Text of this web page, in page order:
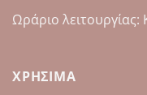
Ωράριο
ΧΡΉΣΙΜΑ